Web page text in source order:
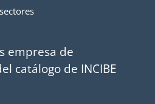
empresa de
catálogo de INCIBE